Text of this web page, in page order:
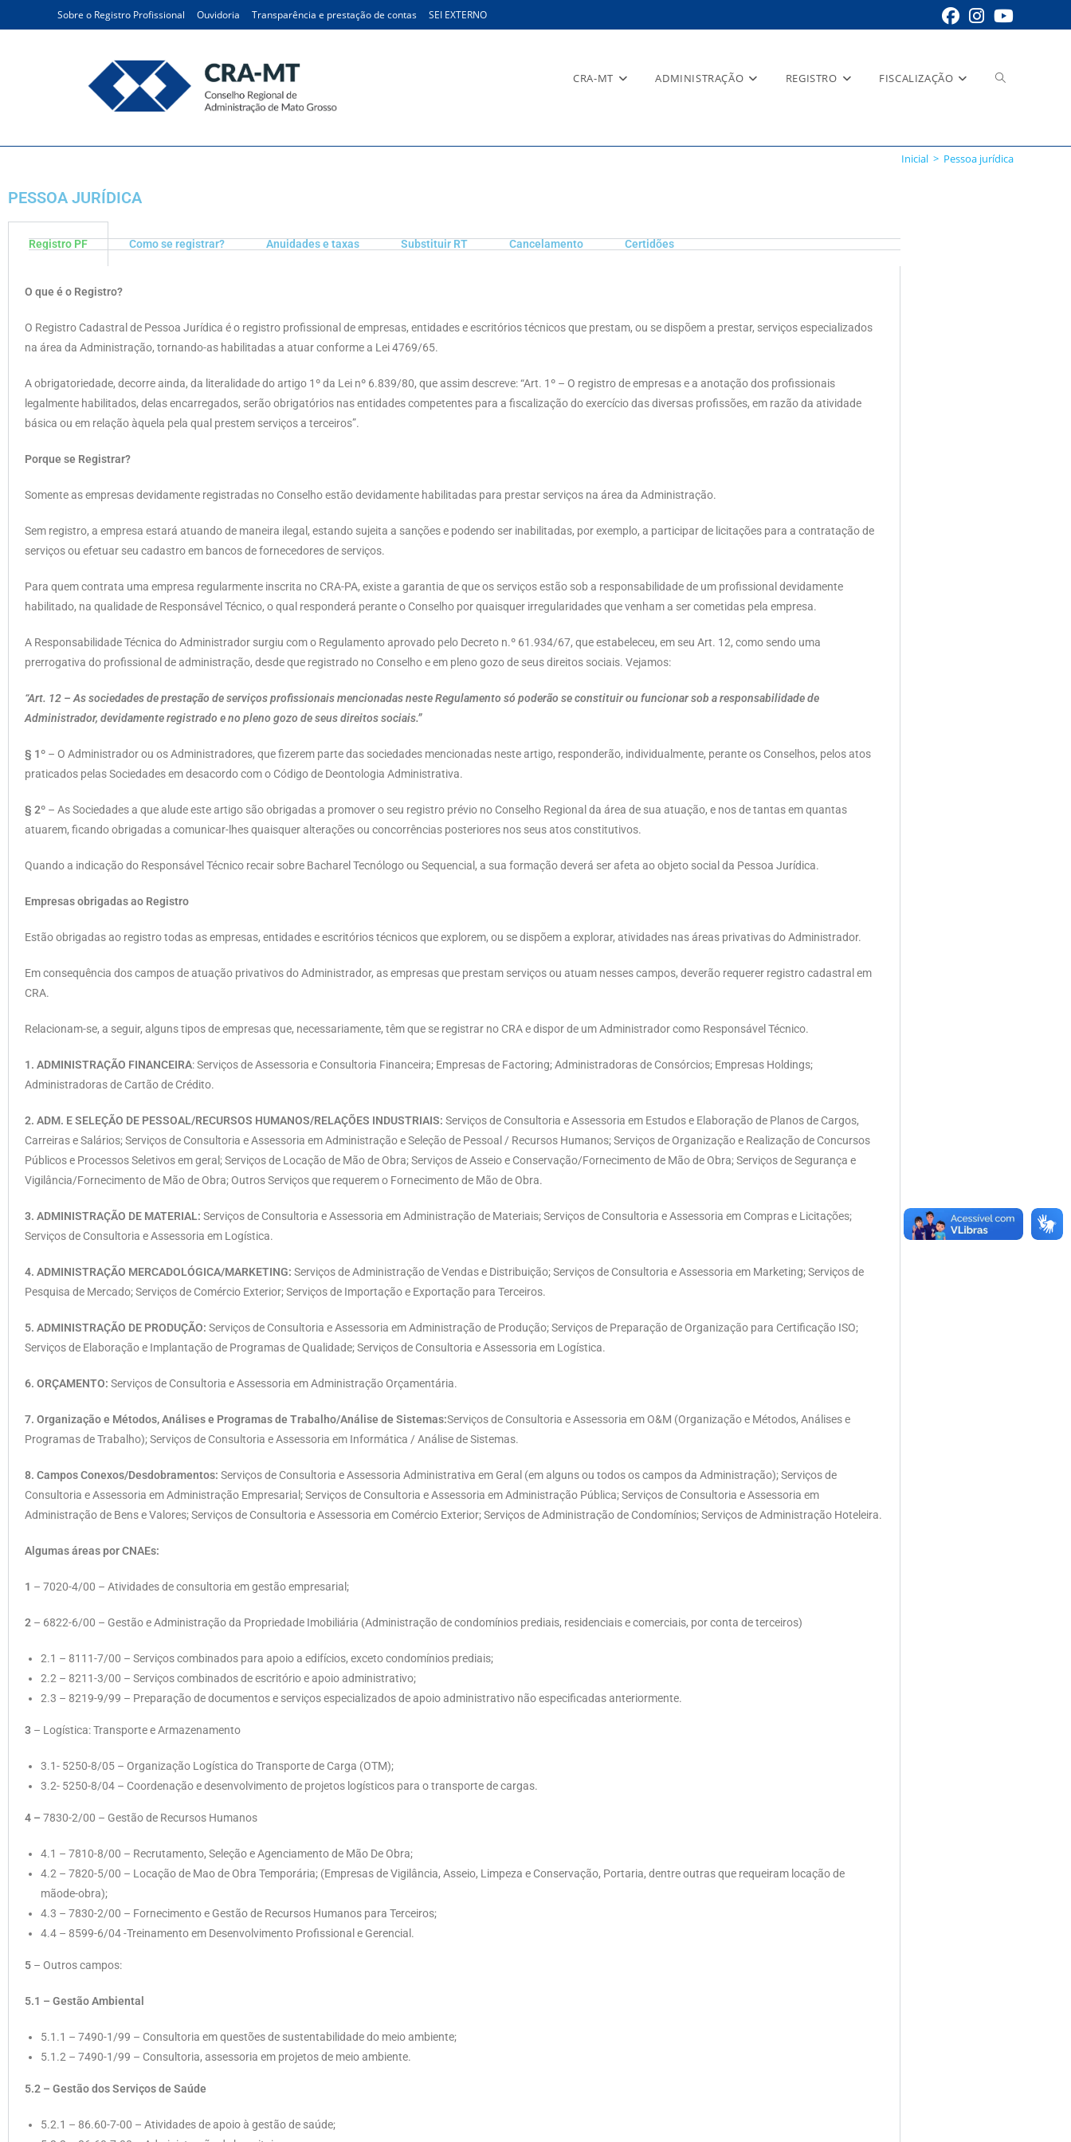
Sobre o Registro Profissional Ouvidoria Transparência e prestação de contas SEI EXTERNO
CRA-MT ADMINISTRAÇÃO REGISTRO FISCALIZAÇÃO
Inicial > Pessoa jurídica
PESSOA JURÍDICA
Registro PF Como se registrar? Anuidades e taxas Substituir RT Cancelamento Certidões
O que é o Registro?
O Registro Cadastral de Pessoa Jurídica é o registro profissional de empresas, entidades e escritórios técnicos que prestam, ou se dispõem a prestar, serviços especializados
na área da Administração, tornando-as habilitadas a atuar conforme a Lei 4769/65.
A obrigatoriedade, decorre ainda, da literalidade do artigo 1º da Lei nº 6.839/80, que assim descreve: “Art. 1º – O registro de empresas e a anotação dos profissionais
legalmente habilitados, delas encarregados, serão obrigatórios nas entidades competentes para a fiscalização do exercício das diversas profissões, em razão da atividade
básica ou em relação àquela pela qual prestem serviços a terceiros”.
Porque se Registrar?
Somente as empresas devidamente registradas no Conselho estão devidamente habilitadas para prestar serviços na área da Administração.
Sem registro, a empresa estará atuando de maneira ilegal, estando sujeita a sanções e podendo ser inabilitadas, por exemplo, a participar de licitações para a contratação de
serviços ou efetuar seu cadastro em bancos de fornecedores de serviços.
Para quem contrata uma empresa regularmente inscrita no CRA-PA, existe a garantia de que os serviços estão sob a responsabilidade de um profissional devidamente
habilitado, na qualidade de Responsável Técnico, o qual responderá perante o Conselho por quaisquer irregularidades que venham a ser cometidas pela empresa.
A Responsabilidade Técnica do Administrador surgiu com o Regulamento aprovado pelo Decreto n.º 61.934/67, que estabeleceu, em seu Art. 12, como sendo uma
prerrogativa do profissional de administração, desde que registrado no Conselho e em pleno gozo de seus direitos sociais. Vejamos:
“Art. 12 – As sociedades de prestação de serviços profissionais mencionadas neste Regulamento só poderão se constituir ou funcionar sob a responsabilidade de
Administrador, devidamente registrado e no pleno gozo de seus direitos sociais.”
§ 1º – O Administrador ou os Administradores, que fizerem parte das sociedades mencionadas neste artigo, responderão, individualmente, perante os Conselhos, pelos atos
praticados pelas Sociedades em desacordo com o Código de Deontologia Administrativa.
§ 2º – As Sociedades a que alude este artigo são obrigadas a promover o seu registro prévio no Conselho Regional da área de sua atuação, e nos de tantas em quantas
atuarem, ficando obrigadas a comunicar-lhes quaisquer alterações ou concorrências posteriores nos seus atos constitutivos.
Quando a indicação do Responsável Técnico recair sobre Bacharel Tecnólogo ou Sequencial, a sua formação deverá ser afeta ao objeto social da Pessoa Jurídica.
Empresas obrigadas ao Registro
Estão obrigadas ao registro todas as empresas, entidades e escritórios técnicos que explorem, ou se dispõem a explorar, atividades nas áreas privativas do Administrador.
Em consequência dos campos de atuação privativos do Administrador, as empresas que prestam serviços ou atuam nesses campos, deverão requerer registro cadastral em
CRA.
Relacionam-se, a seguir, alguns tipos de empresas que, necessariamente, têm que se registrar no CRA e dispor de um Administrador como Responsável Técnico.
1. ADMINISTRAÇÃO FINANCEIRA: Serviços de Assessoria e Consultoria Financeira; Empresas de Factoring; Administradoras de Consórcios; Empresas Holdings;
Administradoras de Cartão de Crédito.
2. ADM. E SELEÇÃO DE PESSOAL/RECURSOS HUMANOS/RELAÇÕES INDUSTRIAIS: Serviços de Consultoria e Assessoria em Estudos e Elaboração de Planos de Cargos,
Carreiras e Salários; Serviços de Consultoria e Assessoria em Administração e Seleção de Pessoal / Recursos Humanos; Serviços de Organização e Realização de Concursos
Públicos e Processos Seletivos em geral; Serviços de Locação de Mão de Obra; Serviços de Asseio e Conservação/Fornecimento de Mão de Obra; Serviços de Segurança e
Vigilância/Fornecimento de Mão de Obra; Outros Serviços que requerem o Fornecimento de Mão de Obra.
3. ADMINISTRAÇÃO DE MATERIAL: Serviços de Consultoria e Assessoria em Administração de Materiais; Serviços de Consultoria e Assessoria em Compras e Licitações;
Serviços de Consultoria e Assessoria em Logística.
4. ADMINISTRAÇÃO MERCADOLÓGICA/MARKETING: Serviços de Administração de Vendas e Distribuição; Serviços de Consultoria e Assessoria em Marketing; Serviços de
Pesquisa de Mercado; Serviços de Comércio Exterior; Serviços de Importação e Exportação para Terceiros.
5. ADMINISTRAÇÃO DE PRODUÇÃO: Serviços de Consultoria e Assessoria em Administração de Produção; Serviços de Preparação de Organização para Certificação ISO;
Serviços de Elaboração e Implantação de Programas de Qualidade; Serviços de Consultoria e Assessoria em Logística.
6. ORÇAMENTO: Serviços de Consultoria e Assessoria em Administração Orçamentária.
7. Organização e Métodos, Análises e Programas de Trabalho/Análise de Sistemas:Serviços de Consultoria e Assessoria em O&M (Organização e Métodos, Análises e
Programas de Trabalho); Serviços de Consultoria e Assessoria em Informática / Análise de Sistemas.
8. Campos Conexos/Desdobramentos: Serviços de Consultoria e Assessoria Administrativa em Geral (em alguns ou todos os campos da Administração); Serviços de
Consultoria e Assessoria em Administração Empresarial; Serviços de Consultoria e Assessoria em Administração Pública; Serviços de Consultoria e Assessoria em
Administração de Bens e Valores; Serviços de Consultoria e Assessoria em Comércio Exterior; Serviços de Administração de Condomínios; Serviços de Administração Hoteleira.
Algumas áreas por CNAEs:
1 – 7020-4/00 – Atividades de consultoria em gestão empresarial;
2 – 6822-6/00 – Gestão e Administração da Propriedade Imobiliária (Administração de condomínios prediais, residenciais e comerciais, por conta de terceiros)
2.1 – 8111-7/00 – Serviços combinados para apoio a edifícios, exceto condomínios prediais;
2.2 – 8211-3/00 – Serviços combinados de escritório e apoio administrativo;
2.3 – 8219-9/99 – Preparação de documentos e serviços especializados de apoio administrativo não especificadas anteriormente.
3 – Logística: Transporte e Armazenamento
3.1- 5250-8/05 – Organização Logística do Transporte de Carga (OTM);
3.2- 5250-8/04 – Coordenação e desenvolvimento de projetos logísticos para o transporte de cargas.
4 – 7830-2/00 – Gestão de Recursos Humanos
4.1 – 7810-8/00 – Recrutamento, Seleção e Agenciamento de Mão De Obra;
4.2 – 7820-5/00 – Locação de Mao de Obra Temporária; (Empresas de Vigilância, Asseio, Limpeza e Conservação, Portaria, dentre outras que requeiram locação de
mãode-obra);
4.3 – 7830-2/00 – Fornecimento e Gestão de Recursos Humanos para Terceiros;
4.4 – 8599-6/04 -Treinamento em Desenvolvimento Profissional e Gerencial.
5 – Outros campos:
5.1 – Gestão Ambiental
5.1.1 – 7490-1/99 – Consultoria em questões de sustentabilidade do meio ambiente;
5.1.2 – 7490-1/99 – Consultoria, assessoria em projetos de meio ambiente.
5.2 – Gestão dos Serviços de Saúde
5.2.1 – 86.60-7-00 – Atividades de apoio à gestão de saúde;